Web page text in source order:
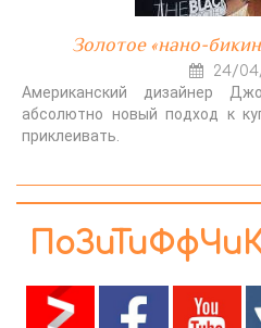
Золотое «нано-
24/
Американский дизайнер
абсолютно новый подход к
приклеивать.